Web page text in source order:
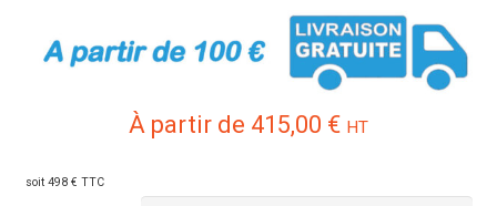
À partir de 415,00 € HT
soit 498 € TTC